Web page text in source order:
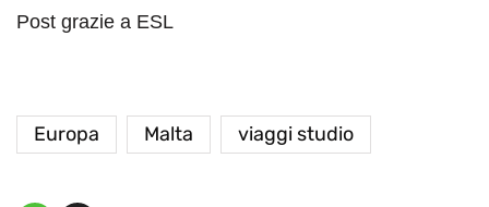
Post grazie a ESL
Europa Malta viaggi studio